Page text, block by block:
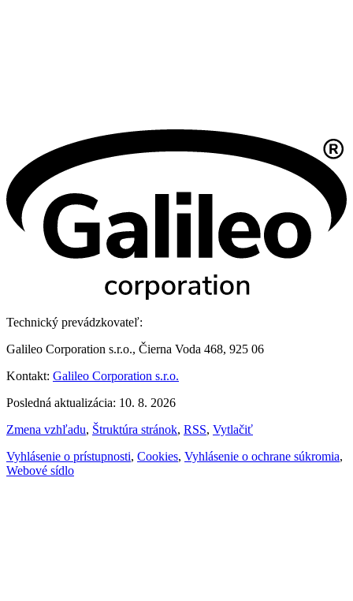
Technický prevádzkovateľ:
Galileo Corporation s.r.o., Čierna Voda 468, 925 06
Kontakt: Galileo Corporation s.r.o.
Posledná aktualizácia: 10. 8. 2026
Zmena vzhľadu, Štruktúra stránok, RSS, Vytlačiť
Vyhlásenie o prístupnosti, Cookies, Vyhlásenie o ochrane súkromia,
Webové sídlo